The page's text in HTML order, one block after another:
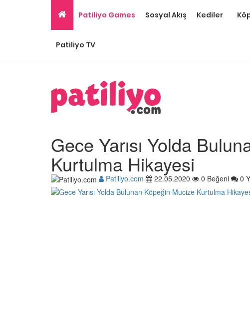
Patiliyo Games Sosyal Akış Kediler
Patiliyo TV
Gece Yarısı Yolda
Kurtulma Hikayesi
Patiliyo.com 22.05.2020 0 Beğeni 0
Ev Ortamına ve Yaşam